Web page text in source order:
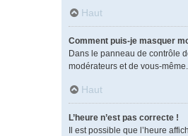
Haut
Comment puis-je masquer
Dans le panneau de contrôle
modérateurs et de vous-
Haut
L’heure n’est pas correcte !
Il est possible que l’heure